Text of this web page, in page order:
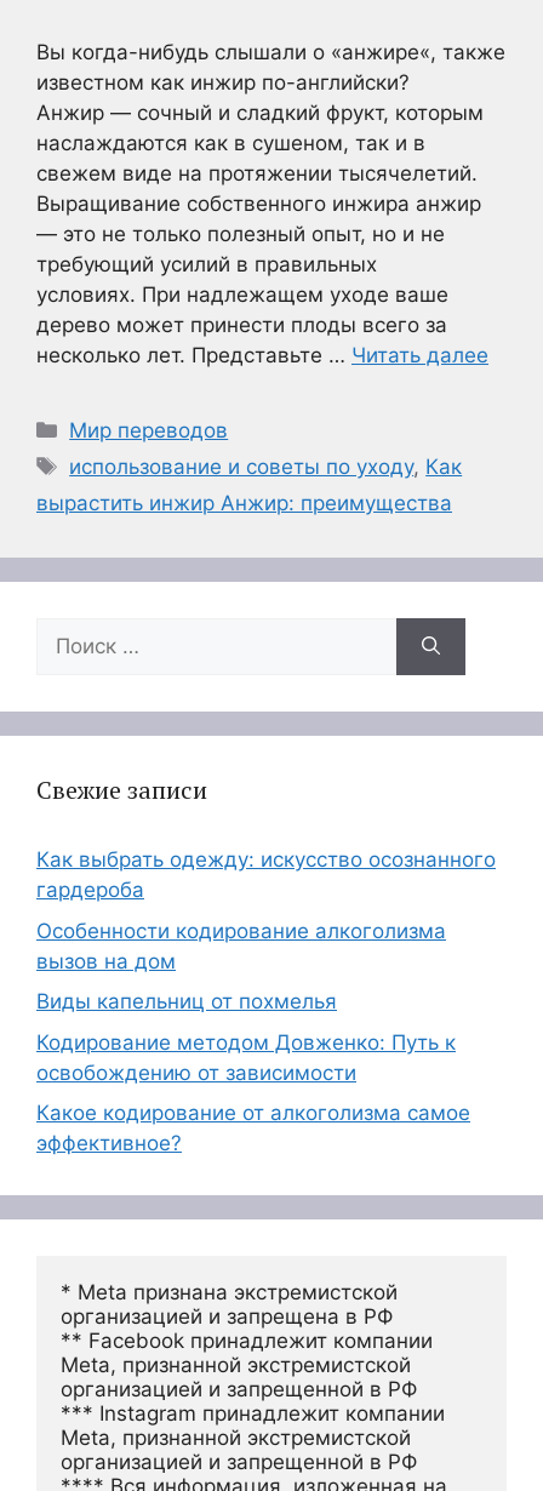
Вы когда-нибудь слышали о «анжире«, также
известном как инжир по-английски?
Анжир — сочный и сладкий фрукт, которым
наслаждаются как в сушеном, так и в
свежем виде на протяжении тысячелетий.
Выращивание собственного инжира анжир
— это не только полезный опыт, но и не
требующий усилий в правильных
условиях. При надлежащем уходе ваше
дерево может принести плоды всего за
несколько лет. Представьте … Читать далее
Рубрики
Мир переводов
Метки
использование и советы по уходу, Как
вырастить инжир Анжир: преимущества
Поиск:
Свежие записи
Как выбрать одежду: искусство осознанного
гардероба
Особенности кодирование алкоголизма
вызов на дом
Виды капельниц от похмелья
Кодирование методом Довженко: Путь к
освобождению от зависимости
Какое кодирование от алкоголизма самое
эффективное?
* Meta признана экстремистской
организацией и запрещена в РФ
** Facebook принадлежит компании
Meta, признанной экстремистской
организацией и запрещенной в РФ
*** Instagram принадлежит компании
Meta, признанной экстремистской
организацией и запрещенной в РФ
**** Вся информация, изложенная на